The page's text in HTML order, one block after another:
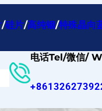
/硅片/高纯铟/特殊晶向
电话Tel/微信/